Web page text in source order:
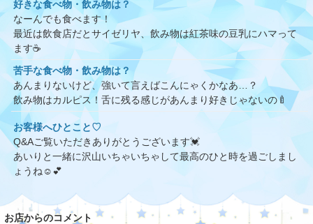
好きな食べ物・飲み物は？
なーんでも食べます！
最近は飲食店だとサイゼリヤ、飲み物は紅茶味の豆乳にハマって
ます☕️
苦手な食べ物・飲み物は？
あんまりないけど、強いて言えばこんにゃくかなあ…？
飲み物はカルピス！舌に残る感じがあんまり好きじゃないの🍼
お客様へひとこと♡
Q&Aご覧いただきありがとうございます💓
あいりと一緒に沢山いちゃいちゃして最高のひと時を過ごしまし
ょうね☺️💕
お店からのコメント